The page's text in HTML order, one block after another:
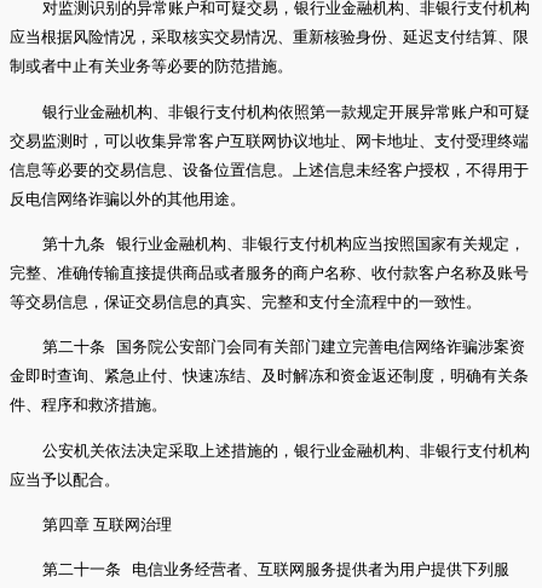
对监测识别的异常账户和可疑交易，银行业金融机构、非银行支付机构
应当根据风险情况，采取核实交易情况、重新核验身份、延迟支付结算、限
制或者中止有关业务等必要的防范措施。
银行业金融机构、非银行支付机构依照第一款规定开展异常账户和可疑
交易监测时，可以收集异常客户互联网协议地址、网卡地址、支付受理终端
信息等必要的交易信息、设备位置信息。上述信息未经客户授权，不得用于
反电信网络诈骗以外的其他用途。
第十九条 银行业金融机构、非银行支付机构应当按照国家有关规定，
完整、准确传输直接提供商品或者服务的商户名称、收付款客户名称及账号
等交易信息，保证交易信息的真实、完整和支付全流程中的一致性。
第二十条 国务院公安部门会同有关部门建立完善电信网络诈骗涉案资
金即时查询、紧急止付、快速冻结、及时解冻和资金返还制度，明确有关条
件、程序和救济措施。
公安机关依法决定采取上述措施的，银行业金融机构、非银行支付机构
应当予以配合。
第四章 互联网治理
第二十一条 电信业务经营者、互联网服务提供者为用户提供下列服